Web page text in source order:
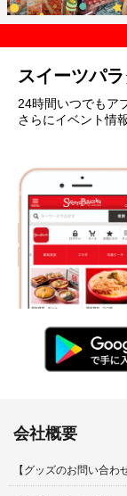
スイーツパ
24時間いつでもア
さらにイベント情
会社概要
【グッズのお問い合わ